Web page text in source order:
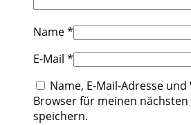
Name*
E-Mail *
Name, E-Mail-Adresse
Browser für meinen
speichern.